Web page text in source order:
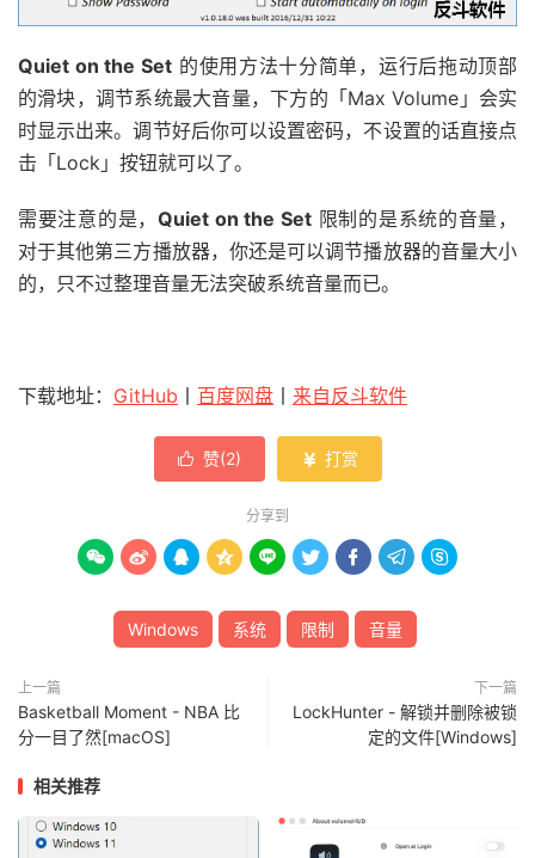
Quiet on the Set 的使用方法十分简单，运行后拖动顶部
的滑块，调节系统最大音量，下方的「Max Volume」会实
时显示出来。调节好后你可以设置密码，不设置的话直接点
击「Lock」按钮就可以了。
需要注意的是， Quiet on the Set 限制的是系统的音量，
对于其他第三方播放器，你还是可以调节播放器的音量大小
的，只不过整理音量无法突破系统音量而已。
下载地址： GitHub 百度网盘 来自反斗软件
 赞(2)  打赏
分享到
        
Windows 系统 限制 音量
上一篇
Basketball Moment - NBA 比
分一目了然[macOS]
下一篇
LockHunter - 解锁并删除被锁
定的文件[Windows]
相关推荐